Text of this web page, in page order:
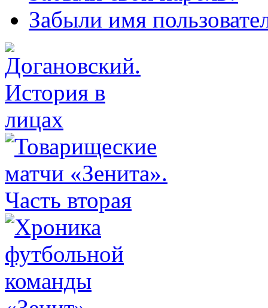
Забыли имя